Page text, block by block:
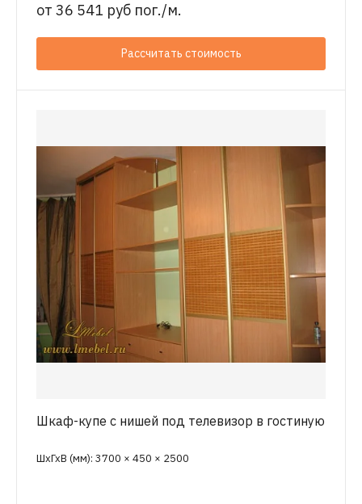
от 36 541 руб пог./м.
Рассчитать стоимость
Шкаф-купе с нишей под телевизор в гостиную
ШхГхВ (мм): 3700 × 450 × 2500